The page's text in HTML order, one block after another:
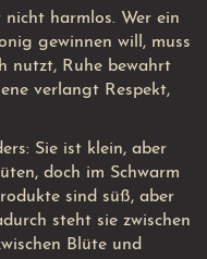
harmlos. Wer ein
gewinnen will, muss
nutzt, Ruhe bewahrt
verlangt Respekt,
Sie ist klein, aber
doch im Schwarm
sind süß, aber
steht sie zwischen
Blüte und